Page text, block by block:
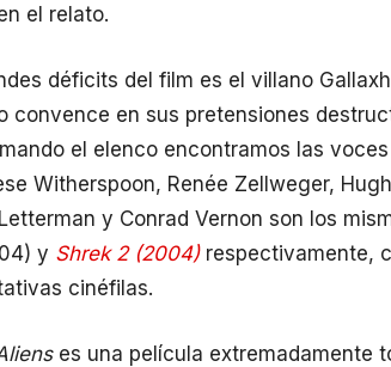
el relato.
déficits del film es el villano
convence en sus pretensiones
el elenco encontramos las
Witherspoon, Renée Zellweger,
y Conrad Vernon son los
y Shrek 2 (2004)respectivamente,
cinéfilas.
es una película extremadamente